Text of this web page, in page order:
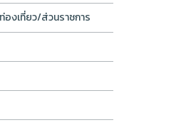
งเที่ยว/ส่วนราชการ